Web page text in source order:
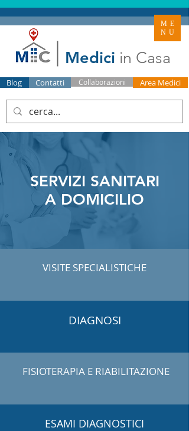
Medici in Casa
Blog Contatti Collaborazioni Area Medici
ME
NU
SERVIZI SANITARI
A DOMICILIO
VISITE SPECIALISTICHE
DIAGNOSI
FISIOTERAPIA E RIABILITAZIONE
ESAMI DIAGNOSTICI